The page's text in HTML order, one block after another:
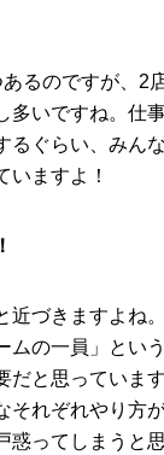
るのですが、2
多いですね。仕
るぐらい、みん
いますよ！
近づきますよね
ムの一員」とい
だと思っていま
それぞれやり方
惑ってしまうと